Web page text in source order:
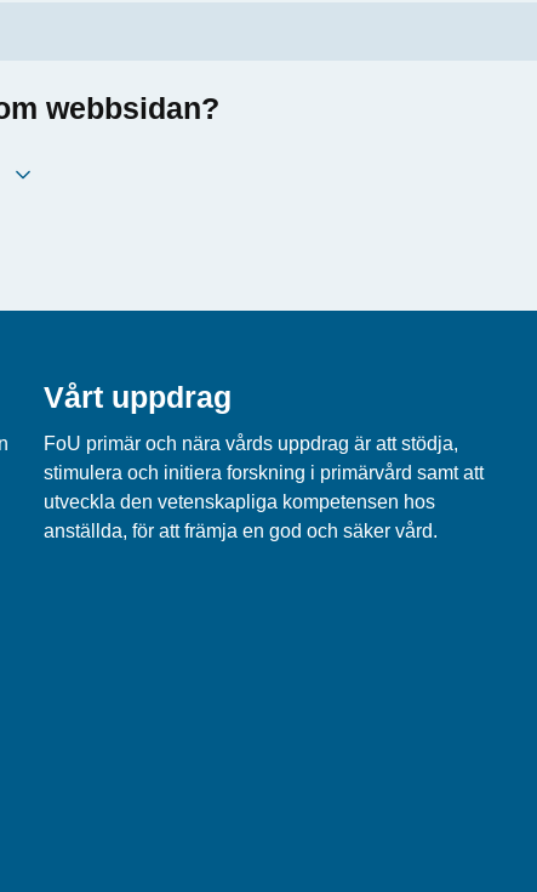
webbsidan?
Vårt uppdrag
FoU primär och nära vårds uppdrag är att stödja,
stimulera och initiera forskning i primärvård samt att
utveckla den vetenskapliga kompetensen hos
anställda, för att främja en god och säker vård.